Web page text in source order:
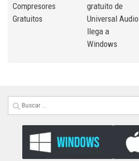
Compresores
Gratuitos
gratuito de
Universal Audio
llega a
Windows
Buscar: